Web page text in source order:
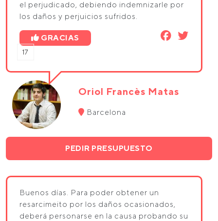
el perjudicado, debiendo indemnizarle por
los daños y perjuicios sufridos.
GRACIAS
17
Oriol Francès Matas
Barcelona
PEDIR PRESUPUESTO
Buenos días. Para poder obtener un
resarcimeito por los daños ocasionados,
deberá personarse en la causa probando su